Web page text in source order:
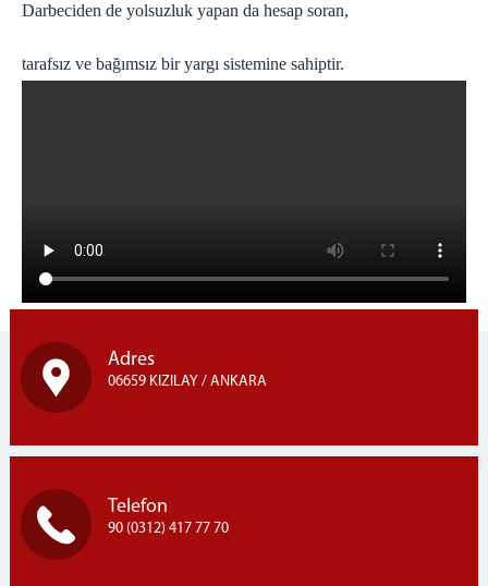
Darbeciden de yolsuzluk yapan da hesap soran,
tarafsız ve bağımsız bir yargı sistemine sahiptir.
Adres
06659 KIZILAY / ANKARA
Telefon
90 (0312) 417 77 70